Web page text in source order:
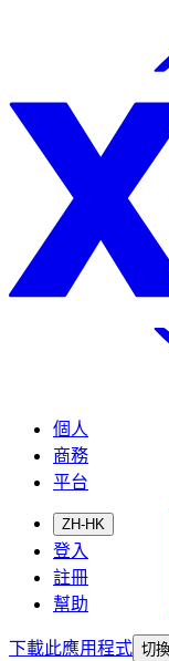
個人
商務
平台
ZH-HK
登入
註冊
幫助
下載此應用程式 切